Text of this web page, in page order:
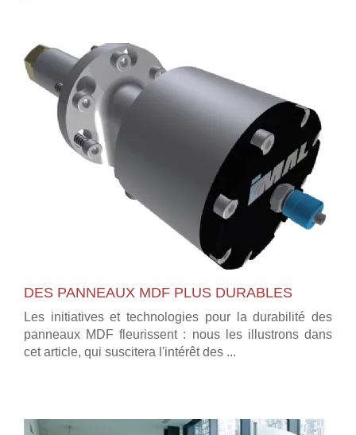
DES PANNEAUX MDF PLUS DURABLES
Les initiatives et technologies pour la durabilité des
panneaux MDF fleurissent : nous les illustrons dans
cet article, qui suscitera l'intérêt des ...